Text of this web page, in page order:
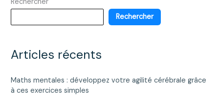
essentiel
le
de
votre
?
Rechercher
Articles récents
Maths mentales : développez votre agilité cérébrale grâce
à ces exercices simples